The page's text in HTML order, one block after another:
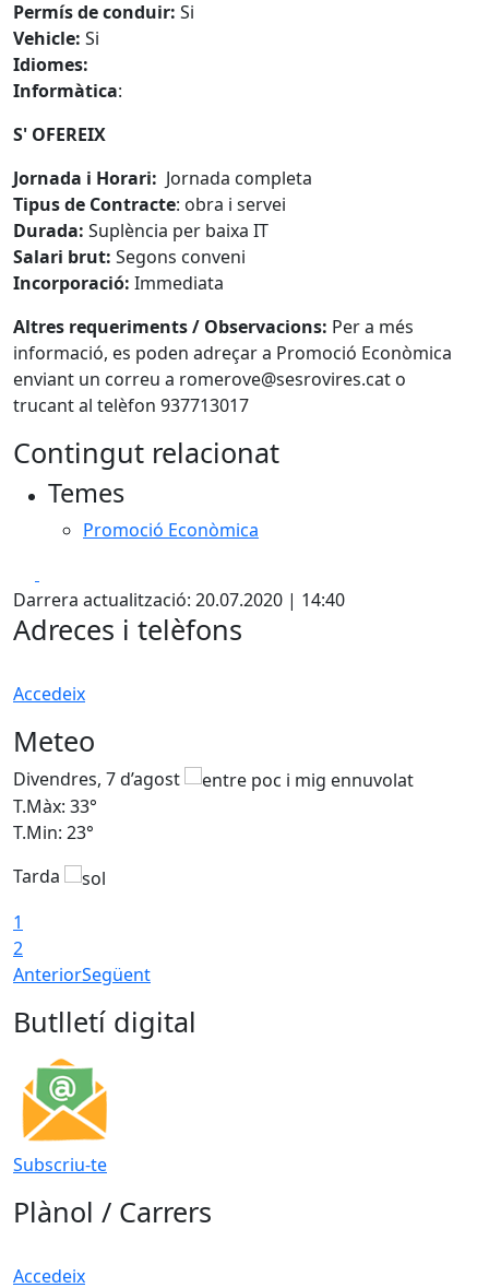
Permís de conduir: Si
Vehicle: Si
Idiomes:
Informàtica:
S' OFEREIX
Jornada i Horari: Jornada completa
Tipus de Contracte: obra i servei
Durada: Suplència per baixa IT
Salari brut: Segons conveni
Incorporació: Immediata
Altres requeriments / Observacions: Per a més
informació, es poden adreçar a Promoció Econòmica
enviant un correu a romerove@sesrovires.cat o
trucant al telèfon 937713017
Contingut relacionat
Temes
Promoció Econòmica
Darrera actualització: 20.07.2020 | 14:40
Adreces i telèfons
Accedeix
Meteo
Divendres, 7 d’agost
T.Màx: 33°
T.Min: 23°
Tarda
1
2
AnteriorSegüent
Butlletí digital
Subscriu-te
Plànol / Carrers
Accedeix